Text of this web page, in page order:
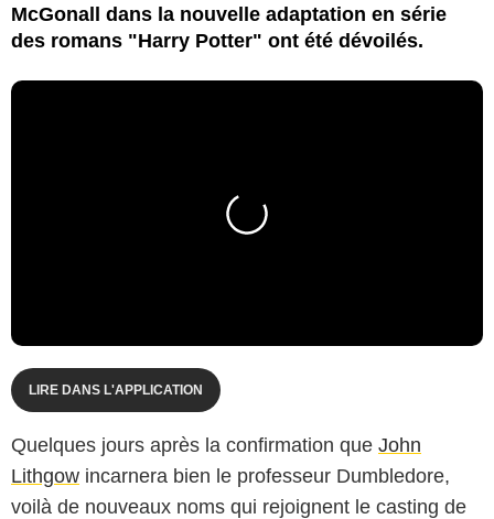
McGonall dans la nouvelle adaptation en série
des romans "Harry Potter" ont été dévoilés.
LIRE DANS L'APPLICATION
Quelques jours après la confirmation que John
Lithgow incarnera bien le professeur Dumbledore,
voilà de nouveaux noms qui rejoignent le casting de